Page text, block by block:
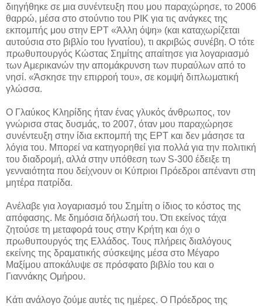
διηγήθηκε σε μια συνέντευξη που μου παραχώρησε, το 2006
θαρρώ, μέσα στο στούντιο του ΡΙΚ για τις ανάγκες της
εκπομπής μου στην ΕΡΤ «Άλλη όψη» (και καταχωρίζεται
αυτούσια στο βιβλίο του Ιγνατίου), τι ακριβώς συνέβη. Ο τότε
πρωθυπουργός Κώστας Σημίτης απαίτησε για λογαριασμό
των Αμερικανών την απομάκρυνση των πυραύλων από το
νησί. «Άσκησε την επιρροή του», σε κομψή διπλωματική
γλώσσα.
Ο Γλαύκος Κληρίδης ήταν ένας γλυκός άνθρωπος, τον
γνώρισα στας δυσμάς, το 2007, όταν μου παραχώρησε
συνέντευξη στην ίδια εκπομπή της ΕΡΤ και δεν μάσησε τα
λόγια του. Μπορεί να κατηγορηθεί για πολλά για την πολιτική
του διαδρομή, αλλά στην υπόθεση των S-300 έδειξε τη
γενναιότητα που δείχνουν οι Κύπριοι Πρόεδροι απέναντι στη
μητέρα πατρίδα.
Ανέλαβε για λογαριασμό του Σημίτη ο ίδιος το κόστος της
απόφασης. Με δημόσια δήλωσή του. Ότι εκείνος τάχα
ζητούσε τη μεταφορά τους στην Κρήτη και όχι ο
πρωθυπουργός της Ελλάδος. Τους πλήρεις διαλόγους
εκείνης της δραματικής σύσκεψης μέσα στο Μέγαρο
Μαξίμου αποκάλυψε σε πρόσφατο βιβλίο του και ο
Γιαννάκης Ομήρου.
Κάτι ανάλογο ζούμε αυτές τις ημέρες. Ο Πρόεδρος της